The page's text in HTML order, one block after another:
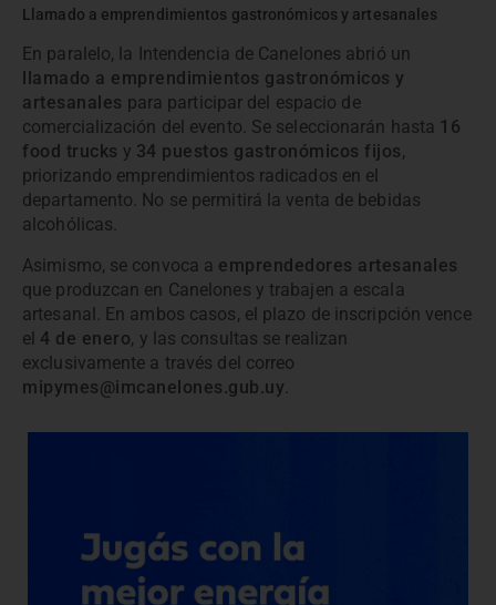
Llamado a emprendimientos gastronómicos y artesanales
En paralelo, la Intendencia de Canelones abrió un
llamado a emprendimientos gastronómicos y
artesanales para participar del espacio de
comercialización del evento. Se seleccionarán hasta 16
food trucks y 34 puestos gastronómicos fijos,
priorizando emprendimientos radicados en el
departamento. No se permitirá la venta de bebidas
alcohólicas.
Asimismo, se convoca a emprendedores artesanales
que produzcan en Canelones y trabajen a escala
artesanal. En ambos casos, el plazo de inscripción vence
el 4 de enero, y las consultas se realizan
exclusivamente a través del correo
mipymes@imcanelones.gub.uy